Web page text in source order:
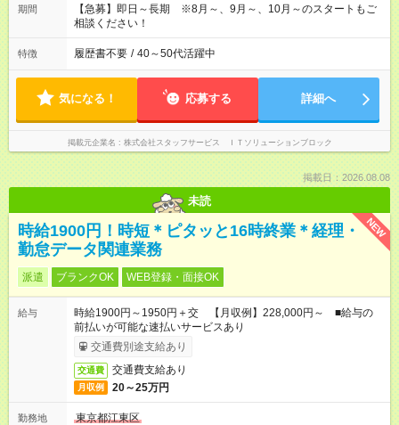
期間
【急募】即日～長期 ※8月～、9月～、10月～のスタートもご
相談ください！
特徴 履歴書不要 / 40～50代活躍中
気になる！ 応募する 詳細へ
掲載元企業名 株式会社スタッフサービス ＩＴソリューションブロック
掲載日：2026.08.08
未読
NEW
時給1900円！時短＊ピタッと16時終業＊経理・
勤怠データ関連業務
派遣 ブランクOK WEB登録・面接OK
給与
時給1900円～1950円＋交 【月収例】228,000円～ ■給与の
前払いが可能な速払いサービスあり
交通費別途支給あり
交通費 交通費支給あり
月収例 20～25万円
勤務地
東京都江東区